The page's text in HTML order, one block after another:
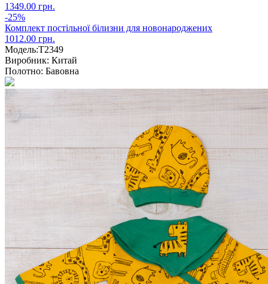
1349.00 грн.
-25%
Комплект постільної білизни для новонароджених
1012.00 грн.
Модель:T2349
Виробник: Китай
Полотно: Бавовна